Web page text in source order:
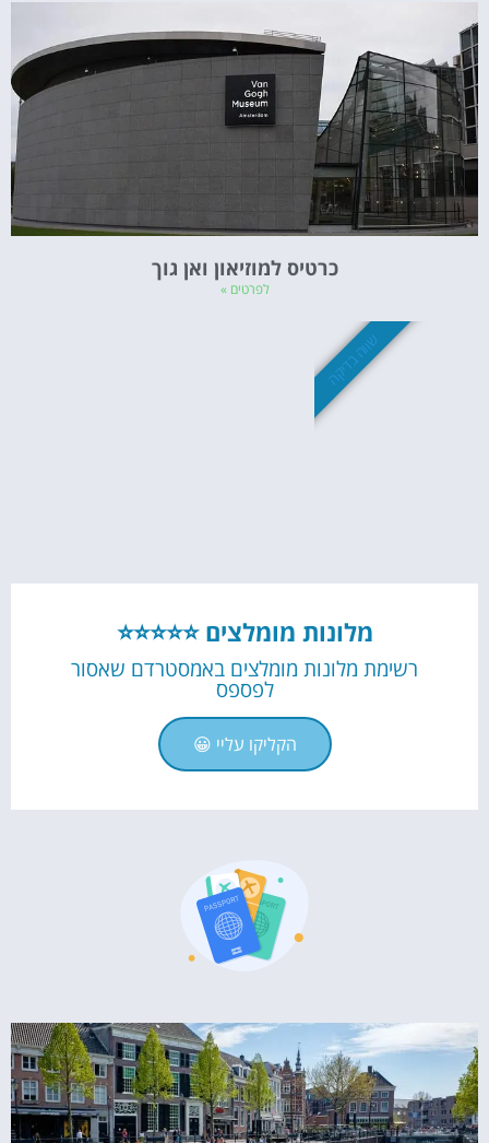
כרטיס למוזיאון ואן גוך
לפרטים »
מלונות מומלצים ⭐⭐⭐⭐⭐
רשימת מלונות מומלצים באמסטרדם שאסור
לפספס
הקליקו עליי 😀
שווה בדיקה